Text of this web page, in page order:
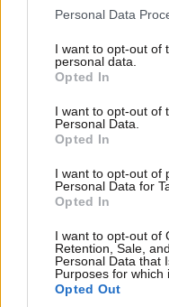
Please note that this
not limited to your visit
grant or deny consent
use your data for below
consent section.
Personal Data
I want to opt-out of
personal data.
Opted In
I want to opt-out of
Personal Data.
Opted In
I want to opt-out of
Personal Data for
Opted In
I want to opt-out of
Retention, Sale,
Personal Data that
Purposes for which
Opted Out
ΠΡΟΣΘΕΣΤΕ ΤΟ
Xαρακτήρες: 0/1000
Διαβάστε και